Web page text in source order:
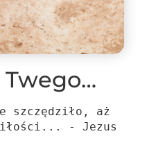
Twego…
szczędziło, aż
- Jezus